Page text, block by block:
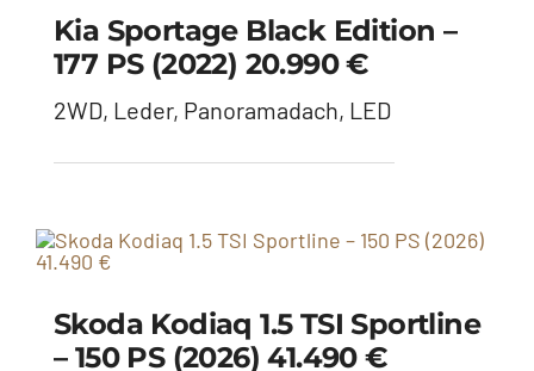
Kia Sportage Black Edition –
177 PS (2022) 20.990 €
2WD, Leder, Panoramadach, LED
Skoda Kodiaq 1.5 TSI Sportline
– 150 PS (2026) 41.490 €